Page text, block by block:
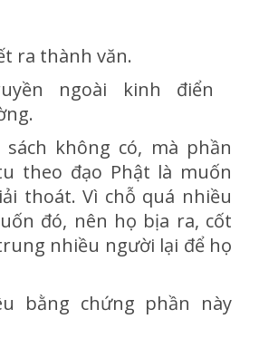
ra thành văn.
ngoài kinh điển
không có, mà phần
theo đạo Phật là muốn
thoát. Vì chỗ quá nhiều
đó, nên họ bịa ra, cốt
nhiều người lại để họ
bằng chứng phần này